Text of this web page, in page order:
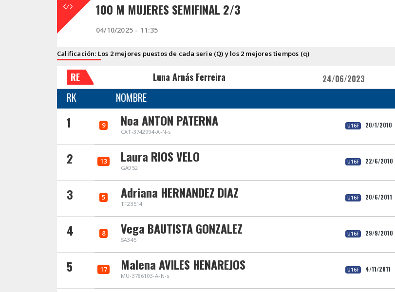
100 M MUJERES SEMIFINAL 2/3
04/10/2025 - 11:35
Calificación: Los 2 mejores puestos de cada serie (Q) y los 2 mejores tiempos (q)
RE
Luna Arnás Ferreira 24/06/2023
RK NOMBRE
1 9 Noa ANTON PATERNA
CAT-3742994-A-N-s
U16F 20/1/2010
2 13 Laura RIOS VELO
GA952
U16F 22/6/2010
3 5 Adriana HERNANDEZ DIAZ
TF23514
U16F 20/6/2011
4 8 Vega BAUTISTA GONZALEZ
SA345
U16F 29/9/2010
5 17 Malena AVILES HENAREJOS
MU-3786103-A-N-s
U16F 4/11/2011